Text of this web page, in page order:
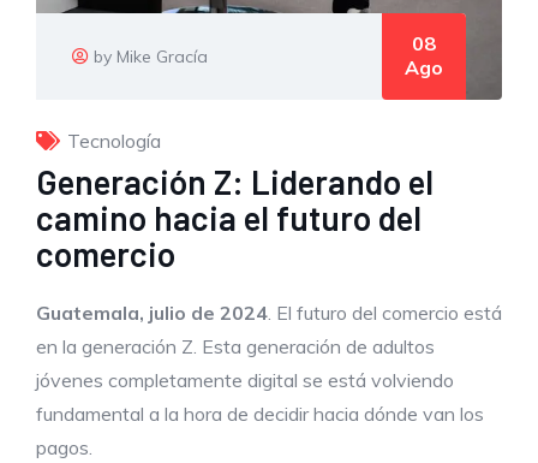
by Mike Gracía
08
Ago
Tecnología
Generación Z: Liderando el
camino hacia el futuro del
comercio
Guatemala, julio de 2024 . El futuro del comercio está
en la generación Z. Esta generación de adultos
jóvenes completamente digital se está volviendo
fundamental a la hora de decidir hacia dónde van los
pagos.